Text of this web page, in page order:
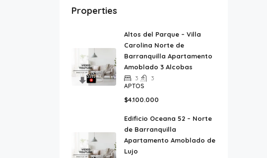
Properties
Altos del Parque – Villa
Carolina Norte de
Barranquilla Apartamento
Amoblado 3 Alcobas
3
3
APTOS
$4.100.000
Edificio Oceana 52 – Norte
de Barranquilla
Apartamento Amoblado de
Lujo